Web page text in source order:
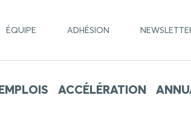
ÉQUIPE ADHÉSION
EMPLOIS ACCÉLÉRATION